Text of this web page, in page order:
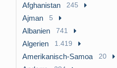
Afghanistan 245
Ajman 5
Albanien 741
Algerien 1.419
Amerikanisch-Samoa 20